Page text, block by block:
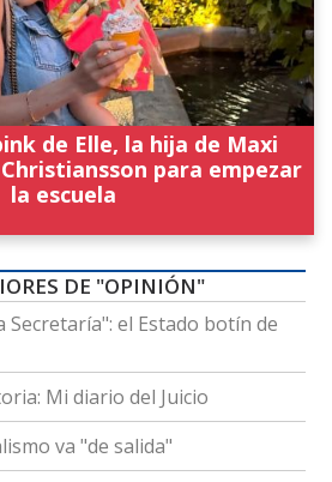
de Elle, la hija de Maxi
para empezar
la escuela
DE "OPINIÓN"
Secretaría": el Estado botín de
Mi diario del Juicio
va "de salida"